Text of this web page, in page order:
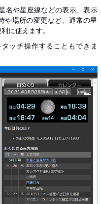
名や星座線などの表示、表示
や場所の変更など、通常の星
に使えます。
ッチ操作することもできま